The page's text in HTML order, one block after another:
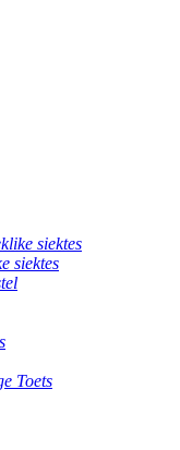
siektes
siektes
Toets